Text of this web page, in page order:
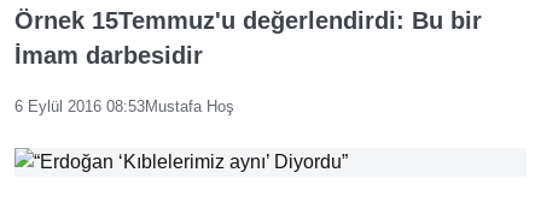
Örnek 15Temmuz'u değerlendirdi: Bu bir
İmam darbesidir
6 Eylül 2016 08:53Mustafa Hoş